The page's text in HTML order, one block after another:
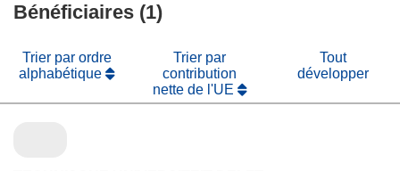
Bénéficiaires (1)
Trier par ordre
alphabétique
Trier par
contribution
nette de l'UE
Tout
développer